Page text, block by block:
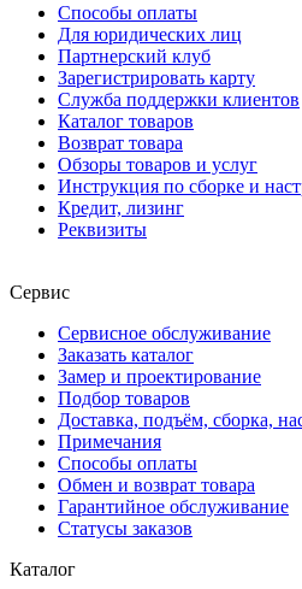
Способы оплаты
Для юридических лиц
Партнерский клуб
Зарегистрировать карту
Служба поддержки клиентов
Каталог товаров
Возврат товара
Обзоры товаров и услуг
Инструкция по сборке и
Кредит, лизинг
Реквизиты
Сервис
Сервисное обслуживание
Заказать каталог
Замер и проектирование
Подбор товаров
Доставка, подъём, сборка,
Примечания
Способы оплаты
Обмен и возврат товара
Гарантийное обслуживание
Статусы заказов
Каталог